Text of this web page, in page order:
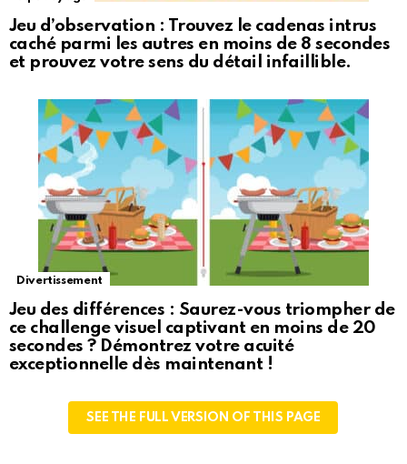
Jeu d’observation : Trouvez le cadenas intrus
caché parmi les autres en moins de 8 secondes
et prouvez votre sens du détail infaillible.
Divertissement
Jeu des différences : Saurez-vous triompher de
ce challenge visuel captivant en moins de 20
secondes ? Démontrez votre acuité
exceptionnelle dès maintenant !
SEE THE FULL VERSION OF THIS PAGE